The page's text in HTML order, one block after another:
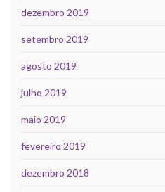
dezembro 2019
setembro 2019
agosto 2019
julho 2019
maio 2019
fevereiro 2019
dezembro 2018